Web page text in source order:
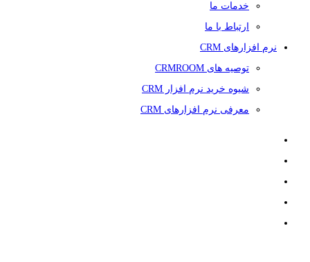
خدمات ما
ارتباط با ما
نرم افزارهای CRM
توصیه های CRMROOM
شیوه خرید نرم افزار CRM
معرفی نرم افزارهای CRM